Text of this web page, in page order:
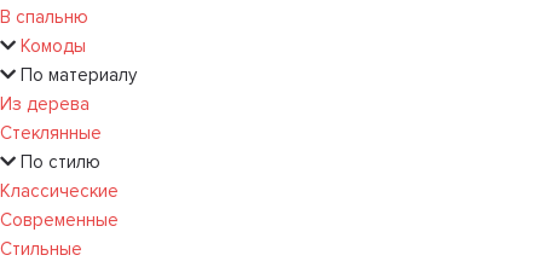
В спальню
Комоды
По материалу
Из дерева
Стеклянные
По стилю
Классические
Современные
Стильные